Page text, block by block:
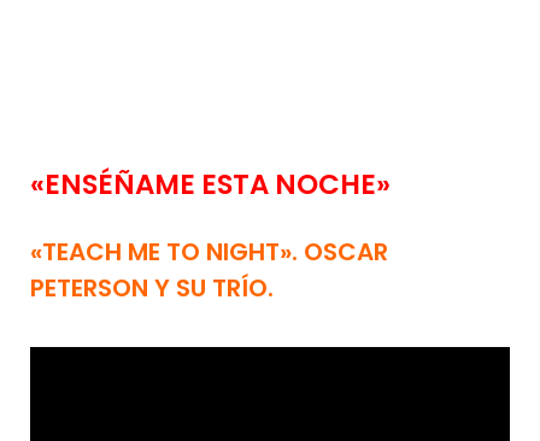
«ENSÉÑAME ESTA NOCHE»
«TEACH ME TO NIGHT». OSCAR
PETERSON Y SU TRÍO.